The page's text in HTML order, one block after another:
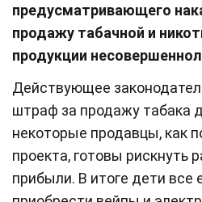
предусматривающего
продажу табачной и
продукции
Действующее
штраф за продажу табака
некоторые продавцы, как
проекта, готовы рискнуть
прибыли. В итоге дети все